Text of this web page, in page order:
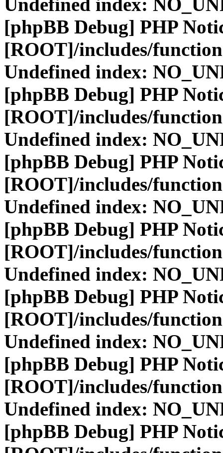
[phpBB Debug] PHP
[ROOT]/includes/
Undefined index:
[phpBB Debug] PHP
[ROOT]/includes/
Undefined index:
[phpBB Debug] PHP
[ROOT]/includes/
Undefined index:
[phpBB Debug] PHP
[ROOT]/includes/
Undefined index:
[phpBB Debug] PHP
[ROOT]/includes/
Undefined index:
[phpBB Debug] PHP
[ROOT]/includes/
Undefined index:
[phpBB Debug] PHP